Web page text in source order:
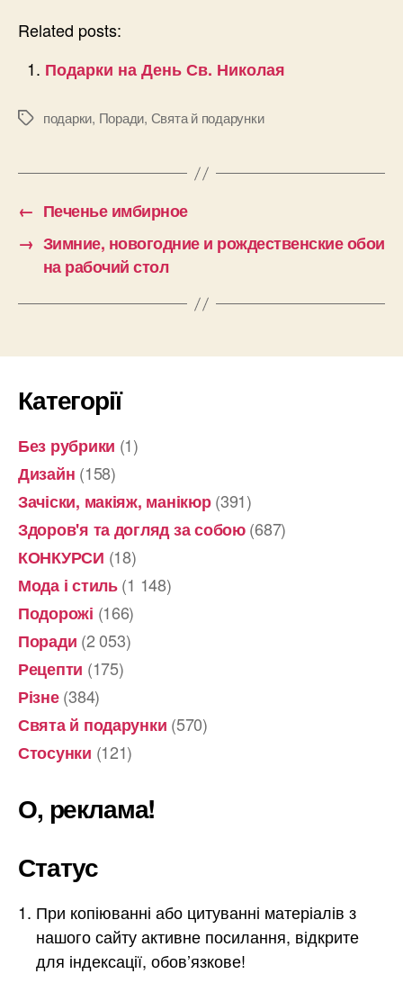
Related posts:
Подарки на День Св. Николая
Позначки
подарки, Поради, Свята й подарунки
← Печенье имбирное
→ Зимние, новогодние и рождественские обои
на рабочий стол
Категорії
Без рубрики (1)
Дизайн (158)
Зачіски, макіяж, манікюр(391)
Здоров'я та догляд за собою(687)
КОНКУРСИ (18)
Мода і стиль(1 148)
Подорожі (166)
Поради (2 053)
Рецепти (175)
Різне(384)
Свята й подарунки (570)
Стосунки (121)
О, реклама!
Статус
При копіюванні або цитуванні матеріалів з
нашого сайту активне посилання, відкрите
для індексації, обов’язкове!